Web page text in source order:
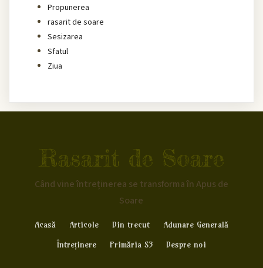
Propunerea
rasarit de soare
Sesizarea
Sfatul
Ziua
Rasarit de Soare
Când vine întreținerea se transforma în Apus de
Soare
Acasă Articole Din trecut
Adunare Generală
Întreținere
Primăria S3 Despre noi